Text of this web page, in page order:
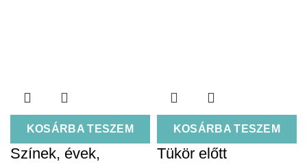
KOSÁRBA TESZEM
Színek, évek,
KOSÁRBA TESZEM
Tükör előtt